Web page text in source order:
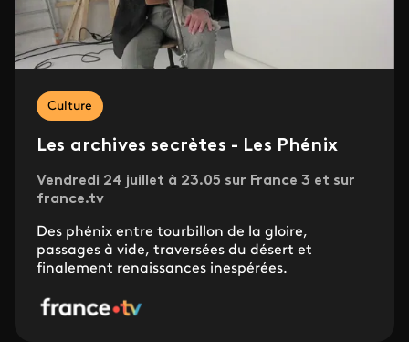
Culture
Les archives secrètes - Les Phénix
Vendredi 24 juillet à 23.05 sur France 3 et sur
france.tv
Des phénix entre tourbillon de la gloire,
passages à vide, traversées du désert et
finalement renaissances inespérées.